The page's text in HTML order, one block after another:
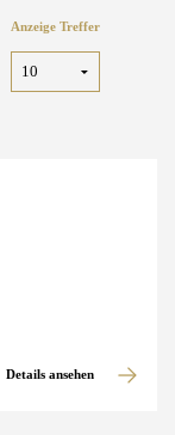
Anzeige Treffer
Details ansehen